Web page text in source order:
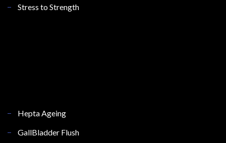
Stress to Strength
Hepta Ageing
GallBladder Flush